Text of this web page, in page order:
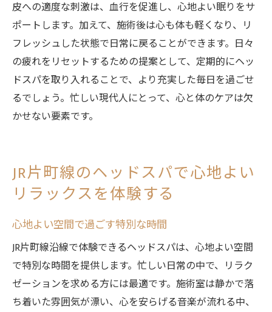
皮への適度な刺激は、血行を促進し、心地よい眠りをサ
ポートします。加えて、施術後は心も体も軽くなり、リ
フレッシュした状態で日常に戻ることができます。日々
の疲れをリセットするための提案として、定期的にヘッ
ドスパを取り入れることで、より充実した毎日を過ごせ
るでしょう。忙しい現代人にとって、心と体のケアは欠
かせない要素です。
JR片町線のヘッドスパで心地よい
リラックスを体験する
心地よい空間で過ごす特別な時間
JR片町線沿線で体験できるヘッドスパは、心地よい空間
で特別な時間を提供します。忙しい日常の中で、リラク
ゼーションを求める方には最適です。施術室は静かで落
ち着いた雰囲気が漂い、心を安らげる音楽が流れる中、